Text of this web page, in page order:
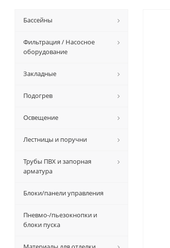
Бассейны
Фильтрация / Насосное
оборудование
Закладные
Подогрев
Освещение
Лестницы и поручни
Трубы ПВХ и запорная
арматура
Блоки/панели управления
Пневмо-/пьезокнопки и
блоки пуска